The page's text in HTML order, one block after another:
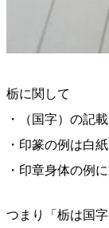
栃に関して
・（国字）の記
・印篆の例は白紙
・印章身体の例
つまり「栃は国